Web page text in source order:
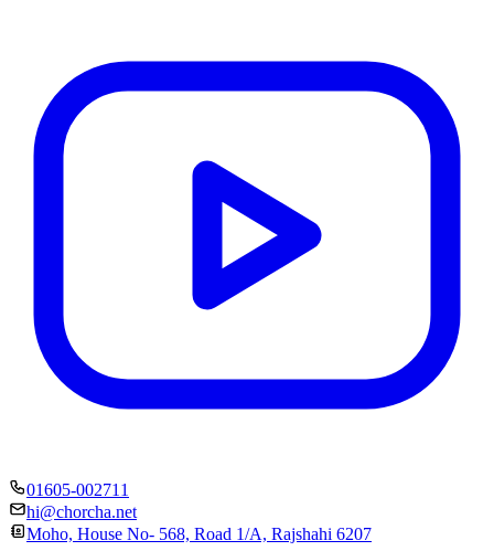
01605-002711
hi@chorcha.net
Moho, House No- 568, Road 1/A, Rajshahi 6207